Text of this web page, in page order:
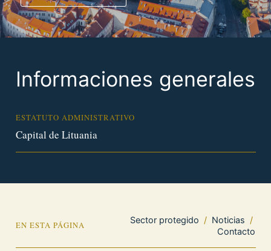
Informaciones generales
ESTATUTO ADMINISTRATIVO
Capital de Lituania
EN ESTA PÁGINA
Sector protegido / Noticias /
Contacto